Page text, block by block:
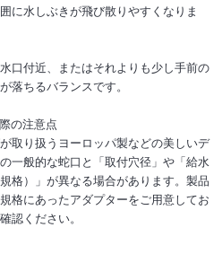
に水しぶきが飛び散りやすくなりま
口付近、またはそれよりも少し手前の
落ちるバランスです。
の注意点
取り扱うヨーロッパ製などの美しいデ
一般的な蛇口と「取付穴径」や「給水
格）」が異なる場合があります。製品
格にあったアダプターをご用意してお
認ください。